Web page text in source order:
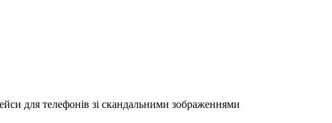
для телефонів зі скандальними зображеннями